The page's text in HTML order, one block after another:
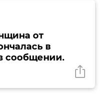
от
в
сообщении.